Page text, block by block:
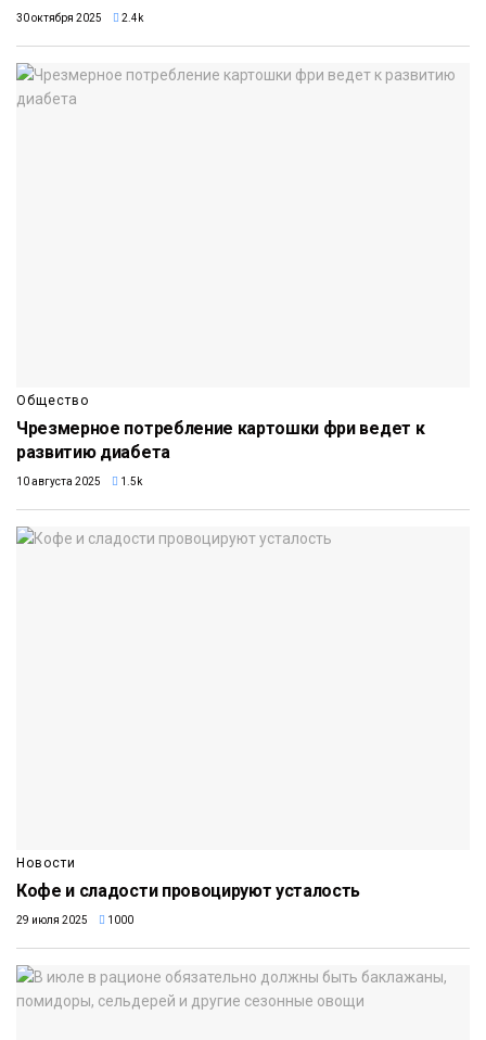
30 октября 2025 2.4k
Общество
Чрезмерное потребление картошки фри ведет к
развитию диабета
10 августа 2025 1.5k
Новости
Кофе и сладости провоцируют усталость
29 июля 2025 1000